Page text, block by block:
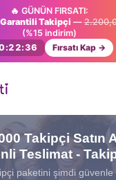
🔥 GÜNÜN FIRSATI:
Takipçi —
(%15 indirim)
Fırsatı Kap →
Takipçi Satın
Teslimat -
paketini şimdi güvenle